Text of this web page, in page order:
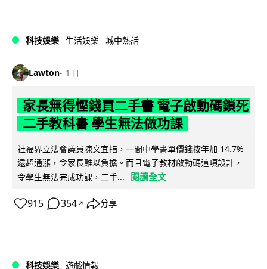
科技娛樂 生活娛樂 城中熱話
Lawton 1 日
家長無得慳錢買二手書 電子啟動碼鎖死
二手教科書 學生無法做功課
社福界立法會議員陳文宜指，一間中學書單價錢按年加 14.7%
遠超通漲，令家長難以負擔。而且電子教材啟動碼這項設計，
令學生無法完成功課，二手...
閱讀全文
915 354 ↗ 分享
科技娛樂 遊戲情報